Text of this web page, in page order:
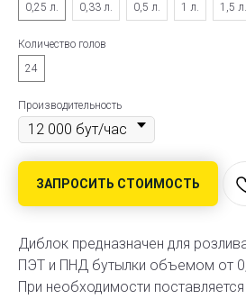
0,25 л.
0,33 л. 0,5 л. 1 л. 1,5 л.
Количество голов
24
Производительность
ЗАПРОСИТЬ СТОИМОСТЬ
Диблок предназначен для
ПЭТ и ПНД бутылки объемом от
При необходимости